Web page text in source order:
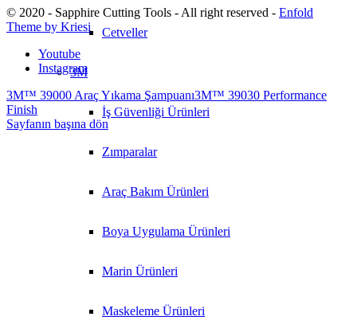
Cetveller
3M
İş Güvenliği Ürünleri
Zımparalar
Araç Bakım Ürünleri
Boya Uygulama Ürünleri
Marin Ürünleri
Maskeleme Ürünleri
© 2020 - Sapphire Cutting Tools - All right reserved - Enfold
Theme by Kriesi
Youtube
Instagram
3M™ 39000 Araç Yıkama Şampuanı3M™ 39030 Performance
Finish
Sayfanın başına dön